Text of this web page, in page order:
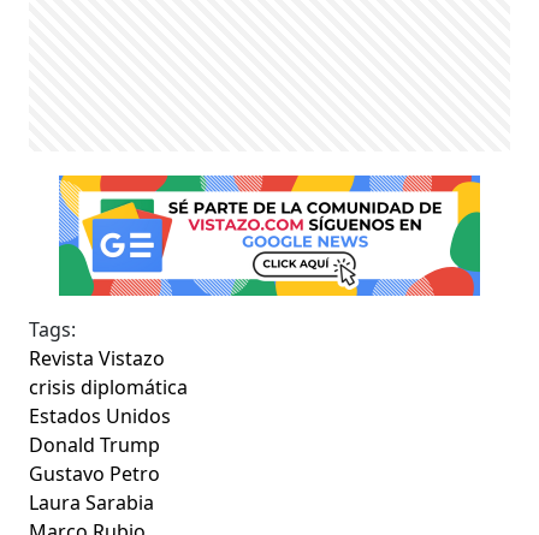
Tags:
Revista Vistazo
crisis diplomática
Estados Unidos
Donald Trump
Gustavo Petro
Laura Sarabia